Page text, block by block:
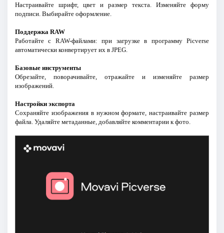
Настраивайте шрифт, цвет и размер текста. Изменяйте форму
подписи. Выбирайте оформление.
Поддержка RAW
Работайте с RAW-файлами: при загрузке в программу Picverse
автоматически конвертирует их в JPEG.
Базовые инструменты
Обрезайте, поворачивайте, отражайте и изменяйте размер
изображений.
Настройки экспорта
Сохраняйте изображения в нужном формате, настраивайте размер
файла. Удаляйте метаданные, добавляйте комментарии к фото.